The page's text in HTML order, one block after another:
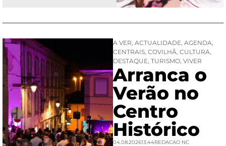
A VER, ACTUALIDADE, AGENDA,
CENTRAIS, COVILHÃ, CULTURA,
DESTAQUE, TURISMO, VIVER
Arranca o
Verão no
Centro
Histórico
04.08.202613:44REDACAO NC